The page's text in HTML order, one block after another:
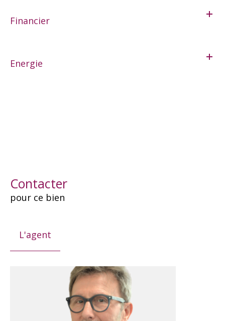
Financier
Energie
Contacter
pour ce bien
L'agent